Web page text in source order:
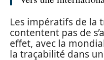
Les impératifs de la
contentent pas de
effet, avec la
la traçabilité dans